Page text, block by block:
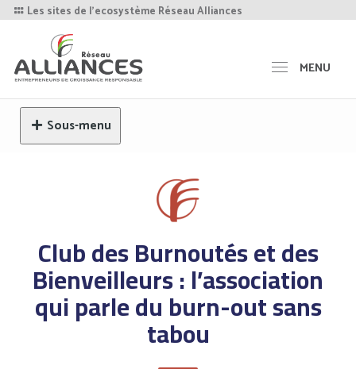
Les sites de l'ecosystème Réseau Alliances
MENU
Sous-menu
Club des Burnoutés et des
Bienveilleurs : l’association
qui parle du burn-out sans
tabou